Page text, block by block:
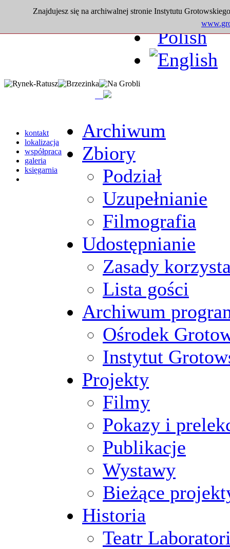
Znajdujesz się na archiwalnej stronie Instytutu
kontakt
lokalizacja
współpraca
galeria
księgarnia
Archiwum
Zbiory
Podział
Uzupełnianie
Filmografia
Udostępnianie
Zasady
Lista gości
Archiwum
Ośrodek
Instytut
Projekty
Filmy
Pokazy i
Publikacje
Wystawy
Bieżące
Historia
Teatr